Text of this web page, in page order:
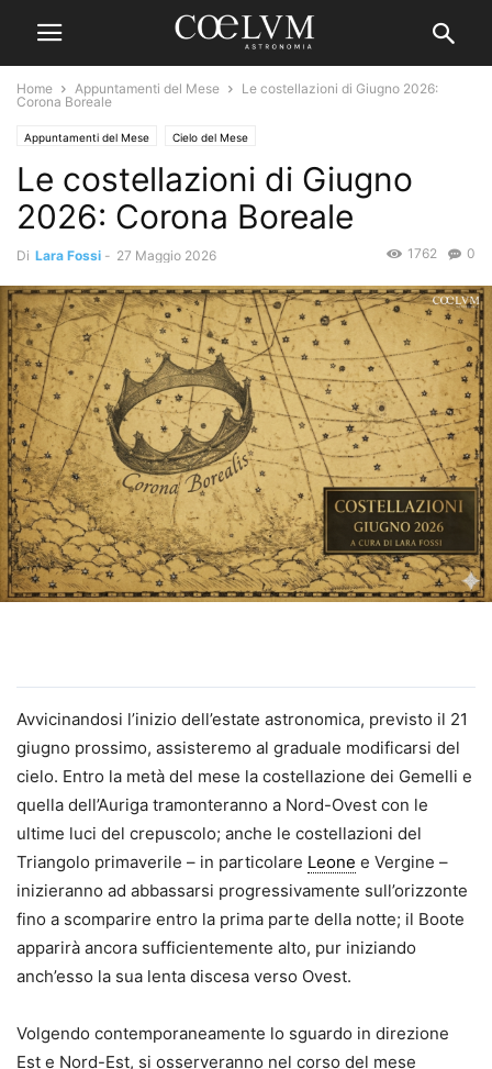
Home Appuntamenti del Mese
Le costellazioni di Giugno 2026:
Corona Boreale
Appuntamenti del Mese Cielo del Mese
Le costellazioni di Giugno
2026: Corona Boreale
Di Lara Fossi - 27 Maggio 2026 0
1762
Avvicinandosi l’inizio dell’estate astronomica, previsto il 21
giugno prossimo, assisteremo al graduale modificarsi del
cielo. Entro la metà del mese la costellazione dei Gemelli e
quella dell’Auriga tramonteranno a Nord-Ovest con le
ultime luci del crepuscolo; anche le costellazioni del
Triangolo primaverile – in particolare Leone e Vergine –
inizieranno ad abbassarsi progressivamente sull’orizzonte
fino a scomparire entro la prima parte della notte; il Boote
apparirà ancora sufficientemente alto, pur iniziando
anch’esso la sua lenta discesa verso Ovest.
Volgendo contemporaneamente lo sguardo in direzione
Est e Nord-Est, si osserveranno nel corso del mese